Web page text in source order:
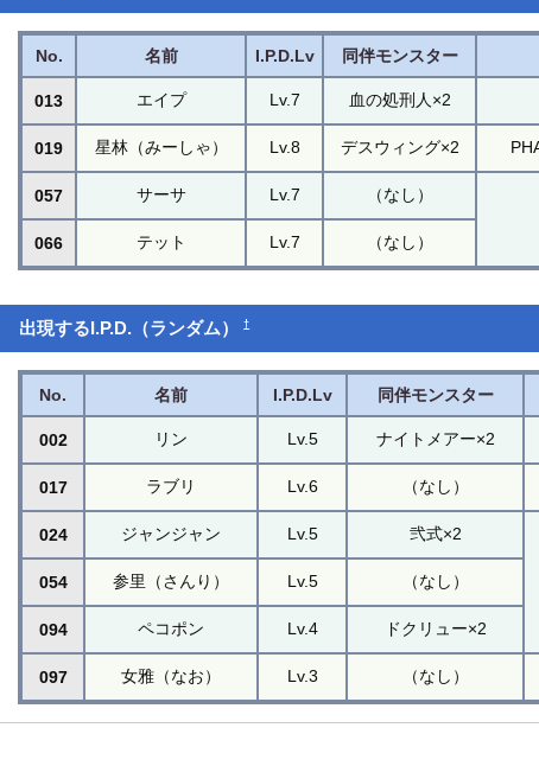
No. 名前 I.P.D.Lv 同伴モンスター
013 エイプ Lv.7 血の処刑人×2
019 星林（みーしゃ） Lv.8 デスウィング×2
057 サーサ Lv.7
（なし）
066
テット Lv.7 （なし）
出現するI.P.D.（ランダム）†
No. 名前 I.P.D.Lv 同伴モンスター
002 リン Lv.5 ナイトメアー×2
017 ラブリ Lv.6 （なし）
024 ジャンジャン Lv.5 弐式×2
054 参里（さんり） Lv.5 （なし）
094 ペコポン Lv.4 ドクリュー×2
097 女雅（なお） Lv.3 （なし）